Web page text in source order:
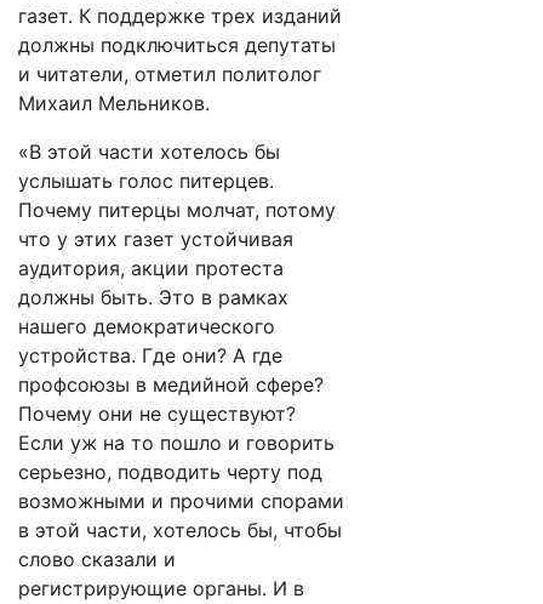
газет. К поддержке трех изданий
должны подключиться депутаты
и читатели, отметил политолог
Михаил Мельников.
«В этой части хотелось бы
услышать голос питерцев.
Почему питерцы молчат, потому
что у этих газет устойчивая
аудитория, акции протеста
должны быть. Это в рамках
нашего демократического
устройства. Где они? А где
профсоюзы в медийной сфере?
Почему они не существуют?
Если уж на то пошло и говорить
серьезно, подводить черту под
возможными и прочими спорами
в этой части, хотелось бы, чтобы
слово сказали и
регистрирующие органы. И в